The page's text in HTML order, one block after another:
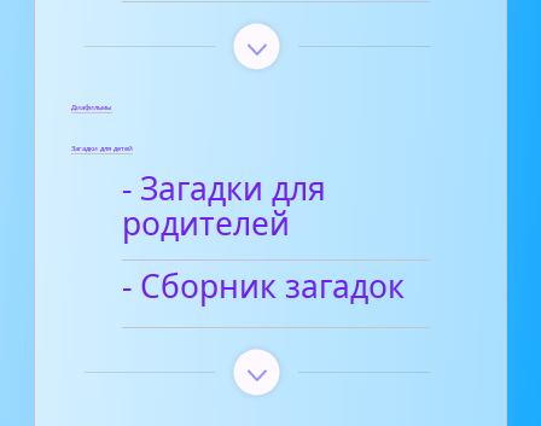
Диафильмы
Загадки для детей
- Загадки для
родителей
- Сборник загадок